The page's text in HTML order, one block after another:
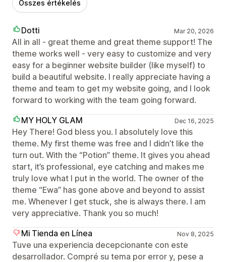
Összes értékelés
Dotti Mar 20, 2026
All in all - great theme and great theme support! The
theme works well - very easy to customize and very
easy for a beginner website builder (like myself) to
build a beautiful website. I really appreciate having a
theme and team to get my website going, and I look
forward to working with the team going forward.
MY HOLY GLAM
Dec 16, 2025
Hey There! God bless you. I absolutely love this
theme. My first theme was free and I didn’t like the
turn out. With the “Potion” theme. It gives you ahead
start, it’s professional, eye catching and makes me
truly love what I put in the world. The owner of the
theme “Ewa” has gone above and beyond to assist
me. Whenever I get stuck, she is always there. I am
very appreciative. Thank you so much!
Mi Tienda en Línea
Nov 8, 2025
Tuve una experiencia decepcionante con este
desarrollador. Compré su tema por error y, pese a